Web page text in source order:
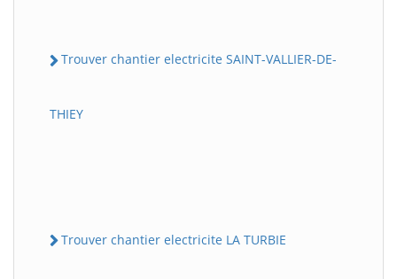
Trouver chantier electricite SAINT-VALLIER-DE-
THIEY
Trouver chantier electricite LA TURBIE